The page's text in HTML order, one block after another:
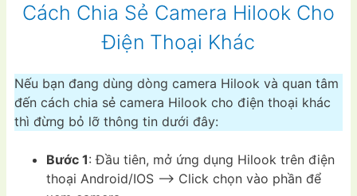
Cách Chia Sẻ Camera Hilook Cho
Điện Thoại Khác
Nếu bạn đang dùng dòng camera Hilook và quan tâm
đến cách chia sẻ camera Hilook cho điện thoại khác
thì đừng bỏ lỡ thông tin dưới đây:
Bước 1: Đầu tiên, mở ứng dụng Hilook trên điện
thoại Android/IOS –> Click chọn vào phần để